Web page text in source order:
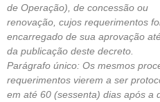
de Operação), de concessão ou
renovação, cujos requerimentos
encarregado de sua aprovação
da publicação deste decreto.
Parágrafo único: Os mesmos
requerimentos vierem a ser
em até 60 (sessenta) dias após a